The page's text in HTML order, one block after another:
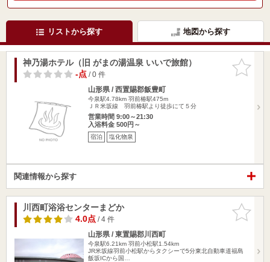
リストから探す 地図から探す
お気に入
りに追加
神乃湯ホテル（旧 がまの湯温泉 いいで旅館）
-点/ 0 件
山形県 / 西置賜郡飯豊町
今泉駅4.78km 羽前椿駅475m
ＪＲ米坂線 羽前椿駅より徒歩にて５分
営業時間 9:00～21:30
入浴料金 500円～
宿泊 塩化物泉
関連情報から探す
お気に入
りに追加
川西町浴浴センターまどか
4.0点/ 4 件
山形県 / 東置賜郡川西町
今泉駅6.21km 羽前小松駅1.54km
JR米坂線羽前小松駅からタクシーで5分東北自動車道福島
飯坂ICから国…